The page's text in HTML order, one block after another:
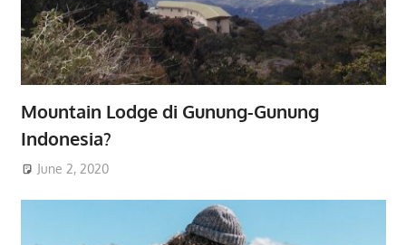
Mountain Lodge di Gunung-Gunung
Indonesia?
June 2, 2020